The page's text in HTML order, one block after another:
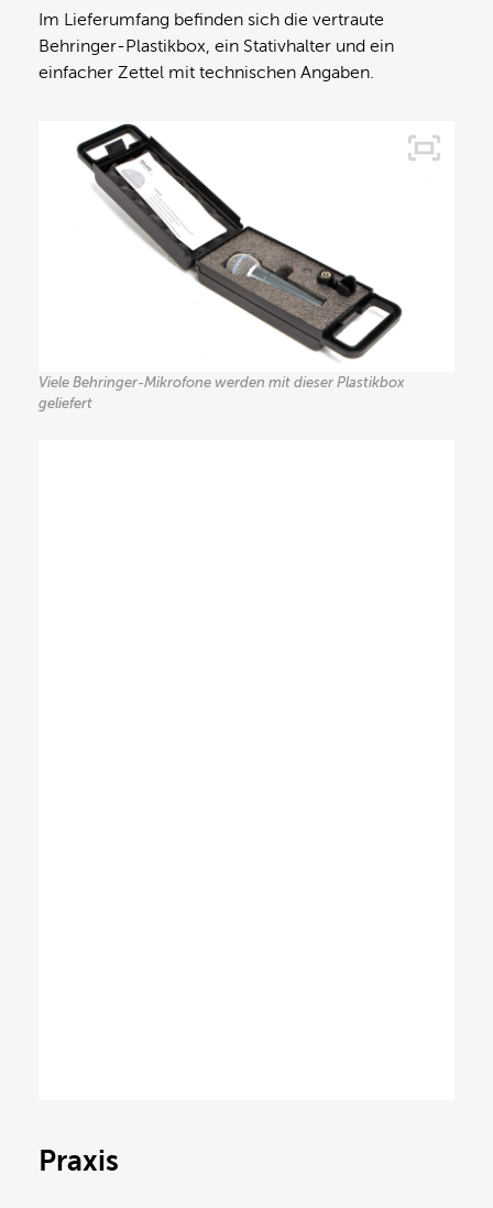
Im Lieferumfang befinden sich die vertraute
Behringer-Plastikbox, ein Stativhalter und ein
einfacher Zettel mit technischen Angaben.
Viele Behringer-Mikrofone werden mit dieser Plastikbox
geliefert
Praxis